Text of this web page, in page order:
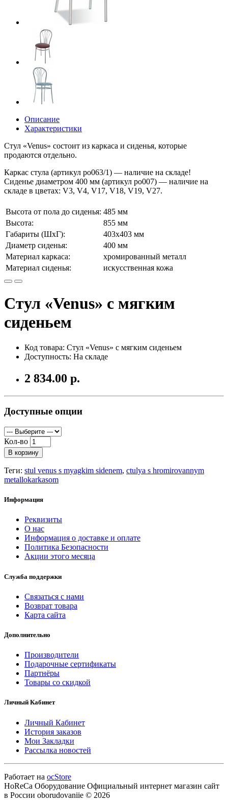
Описание
Характеристики
Стул «Venus» состоит из каркаса и сиденья, которые
продаются отдельно.
Каркас стула (артикул ро063/1) — наличие на складе!
Сиденье диаметром 400 мм (артикул ро007) — наличие на
складе в цветах: V3, V4, V17, V18, V19, V27.
Высота от пола до сиденья: 485 мм
Высота:
855 мм
Габариты (ШхГ):
403х403 мм
Диаметр сиденья:
400 мм
Материал каркаса:
хромированный металл
Материал сиденья:
искусственная кожа
Стул «Venus» с мягким
сиденьем
Код товара: Стул «Venus» с мягким сиденьем
Доступность: На складе
2 834.00 р.
Доступные опции
Кол-во
В корзину
Теги: stul venus s myagkim sidenem, ctulya s hromirovannym
metallokarkasom
Информация
Реквизиты
О нас
Информация о доставке и оплате
Политика Безопасности
Акции этого месяца
Служба поддержки
Связаться с нами
Возврат товара
Карта сайта
Дополнительно
Производители
Подарочные сертификаты
Партнёры
Товары со скидкой
Личный Кабинет
Личный Кабинет
История заказов
Мои Закладки
Рассылка новостей
Работает на ocStore
HoReCa Оборудование Официальный интернет магазин сайт
в России oborudovaniie © 2026